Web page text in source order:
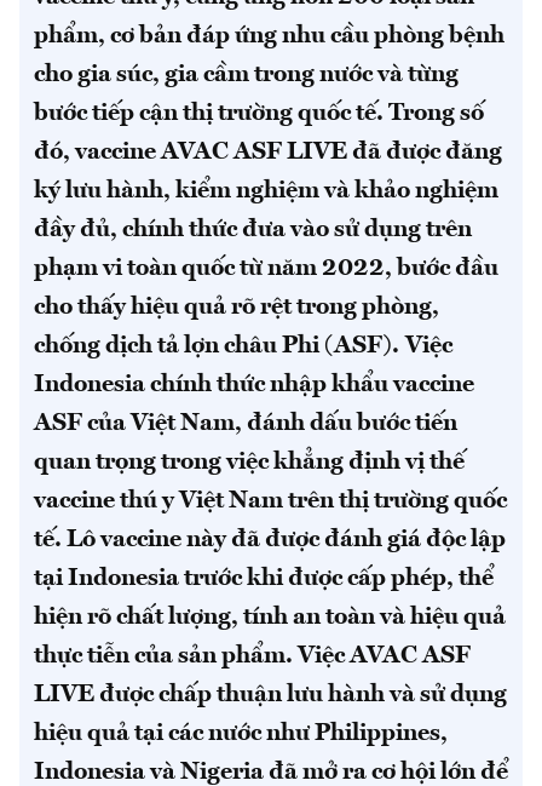
phẩm, cơ bản đáp ứng nhu cầu phòng bệnh
cho gia súc, gia cầm trong nước và từng
bước tiếp cận thị trường quốc tế. Trong số
đó, vaccine AVAC ASF LIVE đã được đăng
ký lưu hành, kiểm nghiệm và khảo nghiệm
đầy đủ, chính thức đưa vào sử dụng trên
phạm vi toàn quốc từ năm 2022, bước đầu
cho thấy hiệu quả rõ rệt trong phòng,
chống dịch tả lợn châu Phi (ASF). Việc
Indonesia chính thức nhập khẩu vaccine
ASF của Việt Nam, đánh dấu bước tiến
quan trọng trong việc khẳng định vị thế
vaccine thú y Việt Nam trên thị trường quốc
tế. Lô vaccine này đã được đánh giá độc lập
tại Indonesia trước khi được cấp phép, thể
hiện rõ chất lượng, tính an toàn và hiệu quả
thực tiễn của sản phẩm. Việc AVAC ASF
LIVE được chấp thuận lưu hành và sử dụng
hiệu quả tại các nước như Philippines,
Indonesia và Nigeria đã mở ra cơ hội lớn để